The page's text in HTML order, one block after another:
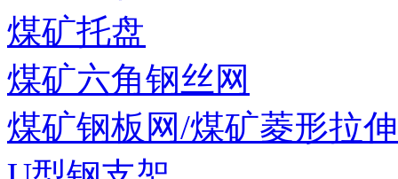
煤矿托盘
煤矿六角钢丝网
煤矿钢板网/煤矿菱形拉